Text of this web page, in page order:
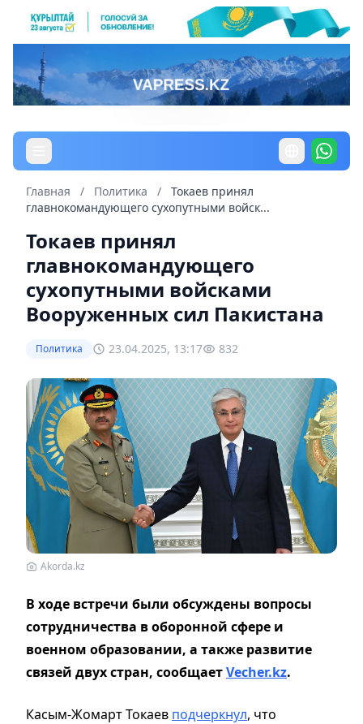
Главная / Политика /
Токаев принял
главнокомандующего сухопутными войск...
Токаев принял
главнокомандующего
сухопутными войсками
Вооруженных сил Пакистана
Политика 23.04.2025, 13:17 832
Akorda.kz
В ходе встречи были обсуждены вопросы
сотрудничества в оборонной сфере и
военном образовании, а также развитие
связей двух стран, сообщаетVecher.kz.
Касым-Жомарт Токаев подчеркнул, что